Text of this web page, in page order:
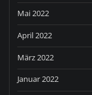
Mai 2022
April 2022
März 2022
Januar 2022